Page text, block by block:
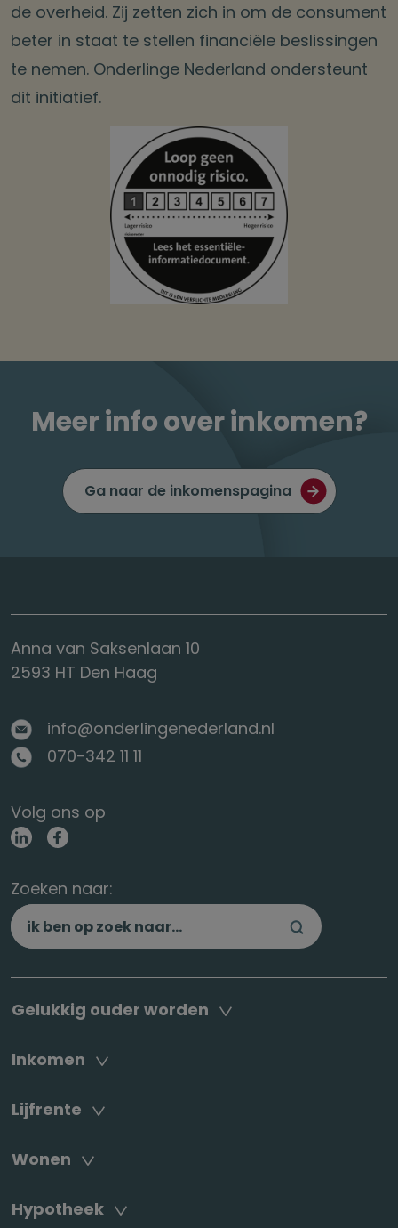
de overheid. Zij zetten zich in om de consument
beter in staat te stellen financiële beslissingen
te nemen. Onderlinge Nederland ondersteunt
dit initiatief.
Meer info over inkomen?
Ga naar de inkomenspagina
Anna van Saksenlaan 10
2593 HT Den Haag
info@onderlingenederland.nl
070-342 11 11
Volg ons op
Zoeken naar:
Gelukkig ouder worden
Inkomen
Lijfrente
Wonen
Hypotheek